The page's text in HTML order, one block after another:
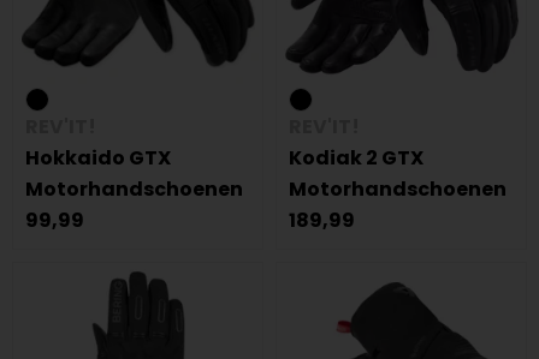
Hokkaido GTX
Motorhandschoenen
99,99
Kodiak 2 GTX
Motorhandschoenen
189,99